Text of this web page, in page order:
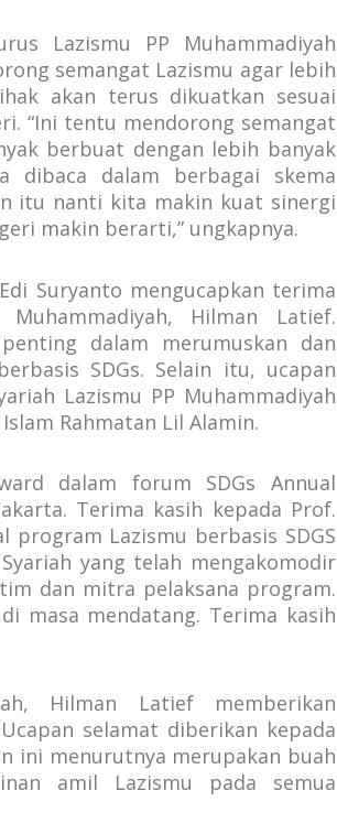
Lazismu PP Muhammadiyah
semangat Lazismu agar lebih
akan terus dikuatkan sesuai
“Ini tentu mendorong semangat
berbuat dengan lebih banyak
dibaca dalam berbagai skema
itu nanti kita makin kuat sinergi
makin berarti,” ungkapnya.
Suryanto mengucapkan terima
Hilman Latief.
dalam merumuskan dan
SDGs. Selain itu, ucapan
Lazismu PP Muhammadiyah
Rahmatan Lil Alamin.
dalam forum SDGs Annual
Terima kasih kepada Prof.
program Lazismu berbasis SDGS
yang telah mengakomodir
dan mitra pelaksana program.
masa mendatang. Terima kasih
Hilman Latief memberikan
selamat diberikan kepada
ini menurutnya merupakan buah
amil Lazismu pada semua